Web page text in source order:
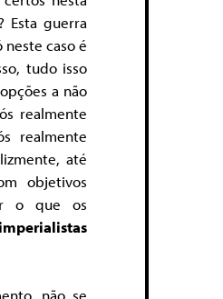
Esta guerra
caso é
tudo isso
a não
realmente
realmente
até
objetivos
o que os